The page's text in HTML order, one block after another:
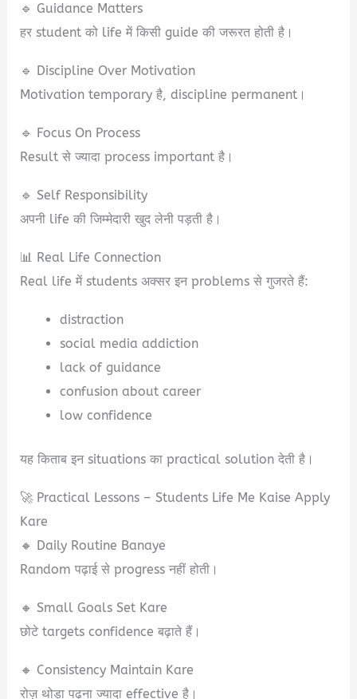
🔹 Guidance Matters
हर student को life में किसी guide की जरूरत होती है।
🔹 Discipline Over Motivation
Motivation temporary है, discipline permanent।
🔹 Focus On Process
Result से ज्यादा process important है।
🔹 Self Responsibility
अपनी life की जिम्मेदारी खुद लेनी पड़ती है।
📊 Real Life Connection
Real life में students अक्सर इन problems से गुजरते हैं:
distraction
social media addiction
lack of guidance
confusion about career
low confidence
यह किताब इन situations का practical solution देती है।
🚀 Practical Lessons – Students Life Me Kaise Apply
Kare
🔸 Daily Routine Banaye
Random पढ़ाई से progress नहीं होती।
🔸 Small Goals Set Kare
छोटे targets confidence बढ़ाते हैं।
🔸 Consistency Maintain Kare
रोज़ थोड़ा पढ़ना ज्यादा effective है।